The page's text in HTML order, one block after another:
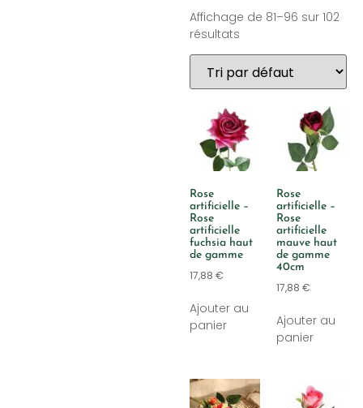
Affichage de 81–96 sur 102
résultats
Rose
artificielle –
Rose
artificielle
fuchsia haut
de gamme
17,88 €
Ajouter au
panier
Rose
artificielle –
Rose
artificielle
mauve haut
de gamme
40cm
17,88 €
Ajouter au
panier